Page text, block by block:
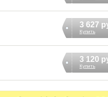
3 627
Купить
3 120
Купить